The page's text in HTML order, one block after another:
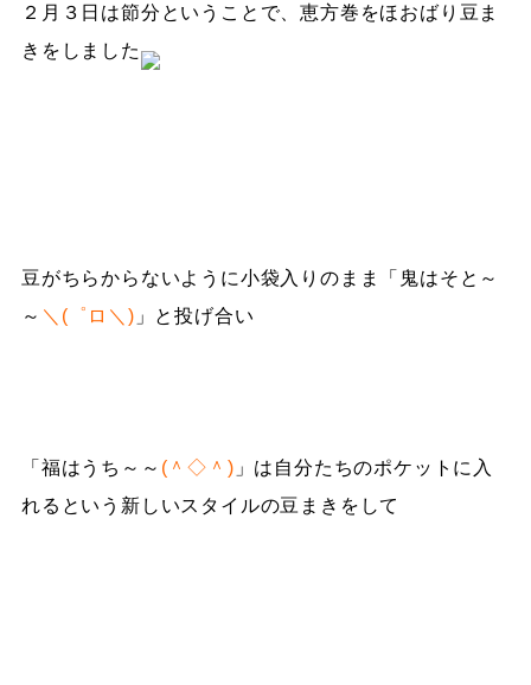
２月３日は節分ということで、恵方巻をほおばり豆ま
きをしました
豆がちらからないように小袋入りのまま「鬼はそと～
～ ＼(゜ロ＼) 」と投げ合い
「福はうち～～ (＾◇＾) 」は自分たちのポケットに入
れるという新しいスタイルの豆まきをして